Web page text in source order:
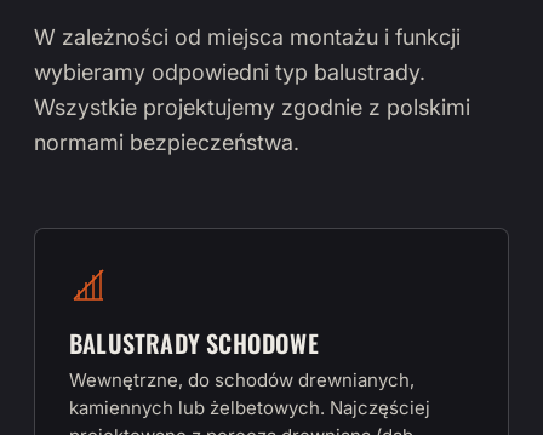
W zależności od miejsca montażu i funkcji
wybieramy odpowiedni typ balustrady.
Wszystkie projektujemy zgodnie z polskimi
normami bezpieczeństwa.
BALUSTRADY SCHODOWE
Wewnętrzne, do schodów drewnianych,
kamiennych lub żelbetowych. Najczęściej